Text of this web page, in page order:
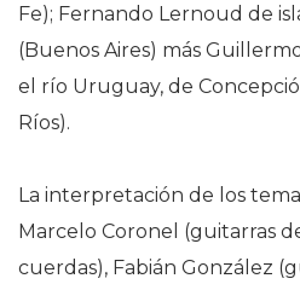
Fe); Fernando Lernoud de
(Buenos Aires) más
el río Uruguay, de
Ríos).
La interpretación de los
Marcelo Coronel (guitarras
cuerdas), Fabián González